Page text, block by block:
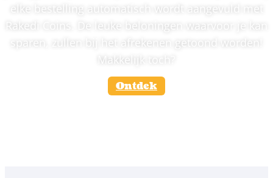
elke bestelling automatisch wordt aangevuld met
Rakedi Coins. De leuke beloningen waarvoor je kan
sparen, zullen bij het afrekenen getoond worden!
Makkelijk toch?
Ontdek